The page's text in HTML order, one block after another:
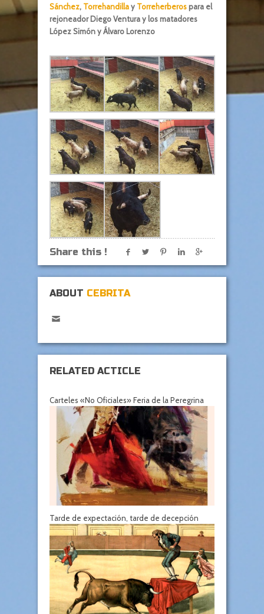
Sánchez, Torrehandillay Torreherberospara el
rejoneador Diego Ventura y los matadores
López Simón y Álvaro Lorenzo
Share this !
ABOUT CEBRITA
RELATED ACTICLE
Carteles «No Oficiales» Feria de la Peregrina
Tarde de expectación, tarde de decepción